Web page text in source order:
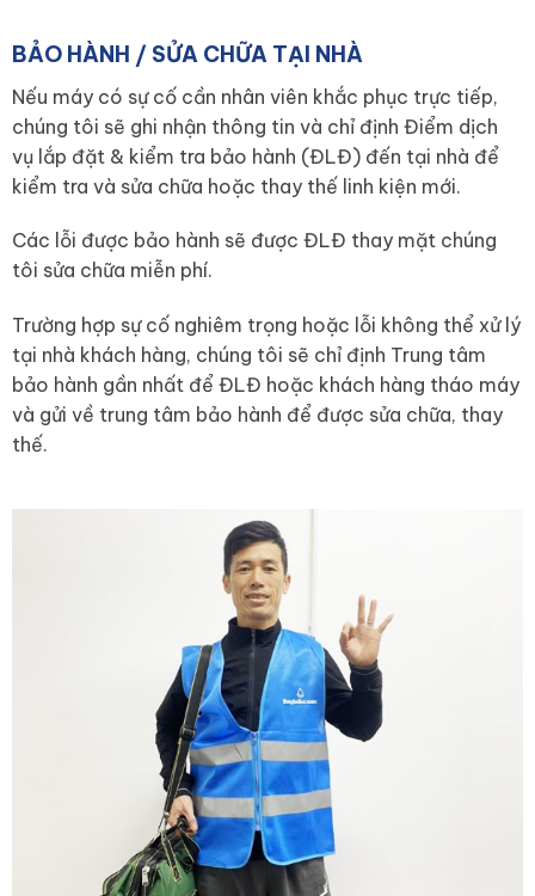
BẢO HÀNH / SỬA CHỮA TẠI NHÀ
Nếu máy có sự cố cần nhân viên khắc phục trực tiếp,
chúng tôi sẽ ghi nhận thông tin và chỉ định Điểm dịch
vụ lắp đặt & kiểm tra bảo hành (ĐLĐ) đến tại nhà để
kiểm tra và sửa chữa hoặc thay thế linh kiện mới.
Các lỗi được bảo hành sẽ được ĐLĐ thay mặt chúng
tôi sửa chữa miễn phí.
Trường hợp sự cố nghiêm trọng hoặc lỗi không thể xử lý
tại nhà khách hàng, chúng tôi sẽ chỉ định Trung tâm
bảo hành gần nhất để ĐLĐ hoặc khách hàng tháo máy
và gửi về trung tâm bảo hành để được sửa chữa, thay
thế.